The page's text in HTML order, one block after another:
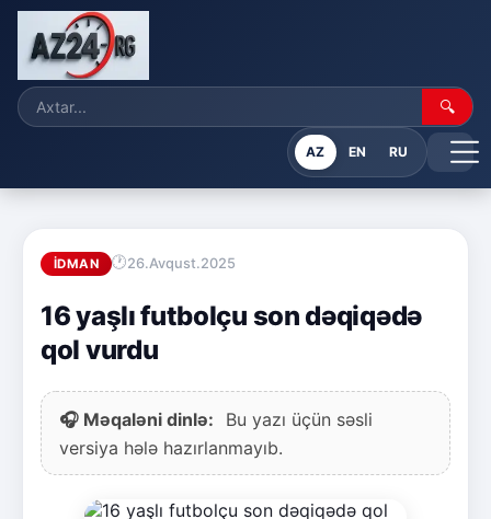
🔍
AZ EN RU
İDMAN 26.Avqust.2025
16 yaşlı futbolçu son dəqiqədə
qol vurdu
🎧 Məqaləni dinlə:
Bu yazı üçün səsli
versiya hələ hazırlanmayıb.